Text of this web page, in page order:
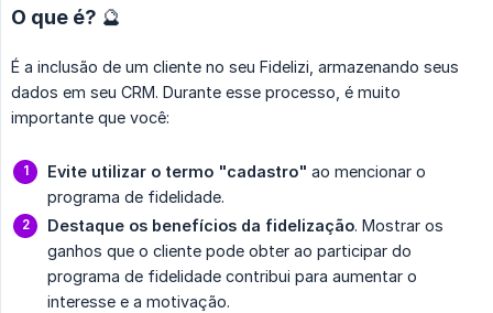
O que é? 🔮
É a inclusão de um cliente no seu Fidelizi, armazenando seus
dados em seu CRM. Durante esse processo, é muito
importante que você:
Evite utilizar o termo "cadastro" ao mencionar o
programa de fidelidade.
Destaque os benefícios da fidelização. Mostrar os
ganhos que o cliente pode obter ao participar do
programa de fidelidade contribui para aumentar o
interesse e a motivação.